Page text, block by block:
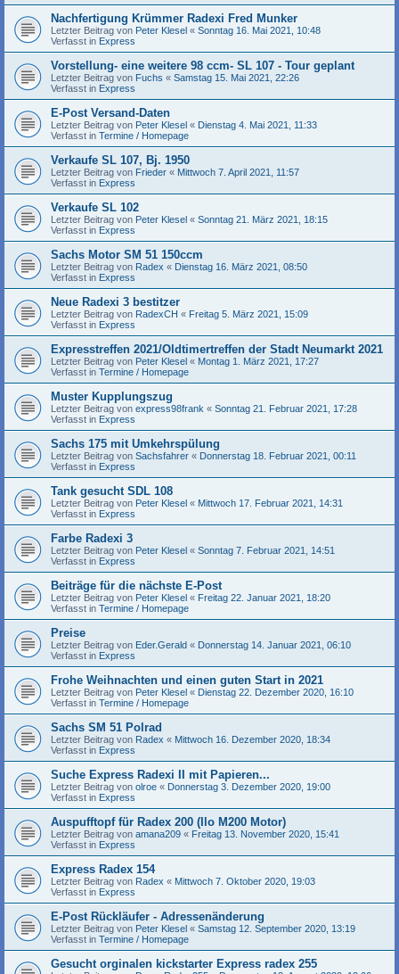
Nachfertigung Krümmer Radexi Fred Munker
Letzter Beitrag von Peter Klesel « Sonntag 16. Mai 2021, 10:48
Verfasst in Express
Vorstellung- eine weitere 98 ccm- SL 107 - Tour geplant
Letzter Beitrag von Fuchs « Samstag 15. Mai 2021, 22:26
Verfasst in Express
E-Post Versand-Daten
Letzter Beitrag von Peter Klesel « Dienstag 4. Mai 2021, 11:33
Verfasst in Termine / Homepage
Verkaufe SL 107, Bj. 1950
Letzter Beitrag von Frieder « Mittwoch 7. April 2021, 11:57
Verfasst in Express
Verkaufe SL 102
Letzter Beitrag von Peter Klesel « Sonntag 21. März 2021, 18:15
Verfasst in Express
Sachs Motor SM 51 150ccm
Letzter Beitrag von Radex « Dienstag 16. März 2021, 08:50
Verfasst in Express
Neue Radexi 3 bestitzer
Letzter Beitrag von RadexCH « Freitag 5. März 2021, 15:09
Verfasst in Express
Expresstreffen 2021/Oldtimertreffen der Stadt Neumarkt 2021
Letzter Beitrag von Peter Klesel « Montag 1. März 2021, 17:27
Verfasst in Termine / Homepage
Muster Kupplungszug
Letzter Beitrag von express98frank « Sonntag 21. Februar 2021, 17:28
Verfasst in Express
Sachs 175 mit Umkehrspülung
Letzter Beitrag von Sachsfahrer « Donnerstag 18. Februar 2021, 00:11
Verfasst in Express
Tank gesucht SDL 108
Letzter Beitrag von Peter Klesel « Mittwoch 17. Februar 2021, 14:31
Verfasst in Express
Farbe Radexi 3
Letzter Beitrag von Peter Klesel « Sonntag 7. Februar 2021, 14:51
Verfasst in Express
Beiträge für die nächste E-Post
Letzter Beitrag von Peter Klesel « Freitag 22. Januar 2021, 18:20
Verfasst in Termine / Homepage
Preise
Letzter Beitrag von Eder.Gerald « Donnerstag 14. Januar 2021, 06:10
Verfasst in Express
Frohe Weihnachten und einen guten Start in 2021
Letzter Beitrag von Peter Klesel « Dienstag 22. Dezember 2020, 16:10
Verfasst in Termine / Homepage
Sachs SM 51 Polrad
Letzter Beitrag von Radex « Mittwoch 16. Dezember 2020, 18:34
Verfasst in Express
Suche Express Radexi II mit Papieren...
Letzter Beitrag von olroe « Donnerstag 3. Dezember 2020, 19:00
Verfasst in Express
Auspufftopf für Radex 200 (Ilo M200 Motor)
Letzter Beitrag von amana209 « Freitag 13. November 2020, 15:41
Verfasst in Express
Express Radex 154
Letzter Beitrag von Radex « Mittwoch 7. Oktober 2020, 19:03
Verfasst in Express
E-Post Rückläufer - Adressenänderung
Letzter Beitrag von Peter Klesel « Samstag 12. September 2020, 13:19
Verfasst in Termine / Homepage
Gesucht orginalen kickstarter Express radex 255